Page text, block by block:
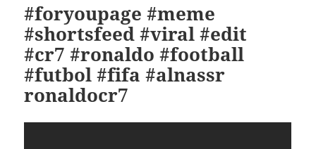
#foryoupage #meme
#shortsfeed #viral #edit
#cr7 #ronaldo #football
#futbol #fifa #alnassr
ronaldocr7